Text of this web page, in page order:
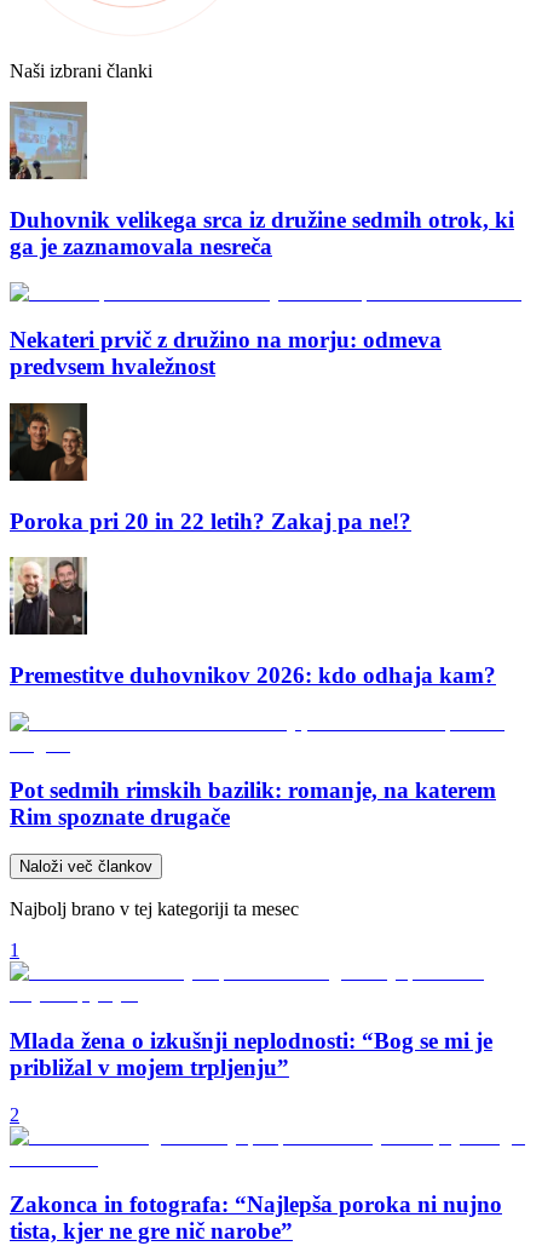
Naši izbrani članki
Duhovnik velikega srca iz družine sedmih otrok, ki
ga je zaznamovala nesreča
Nekateri prvič z družino na morju: odmeva
predvsem hvaležnost
Poroka pri 20 in 22 letih? Zakaj pa ne!?
Premestitve duhovnikov 2026: kdo odhaja kam?
Pot sedmih rimskih bazilik: romanje, na katerem
Rim spoznate drugače
Naloži več člankov
Najbolj brano v tej kategoriji ta mesec
1
Mlada žena o izkušnji neplodnosti: “Bog se mi je
približal v mojem trpljenju”
2
Zakonca in fotografa: “Najlepša poroka ni nujno
tista, kjer ne gre nič narobe”